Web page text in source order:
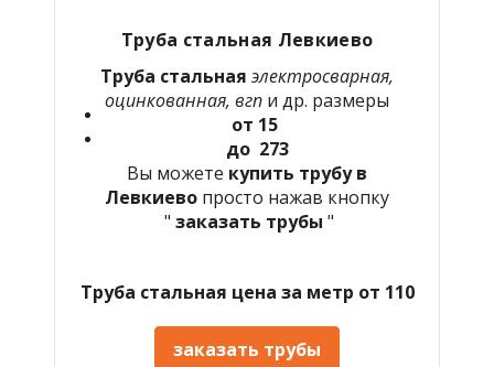
Труба стальная Левкиево
Труба стальная электросварная,
оцинкованная, вгп и др. размеры
от 15
до 273
Вы можете купить трубу в
Левкиево просто нажав кнопку
" заказать трубы "
Труба стальная цена за метр от 110
заказать трубы